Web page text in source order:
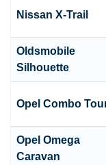
Nissan X-Trail
Oldsmobile
Silhouette
Opel Combo
Opel Omega
Caravan